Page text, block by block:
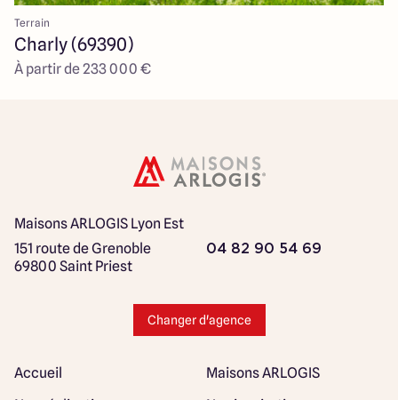
Terrain
Charly (69390)
À partir de 233 000 €
Maisons ARLOGIS Lyon Est
151 route de Grenoble
69800 Saint Priest
04 82 90 54 69
Changer d'agence
Accueil
Maisons ARLOGIS